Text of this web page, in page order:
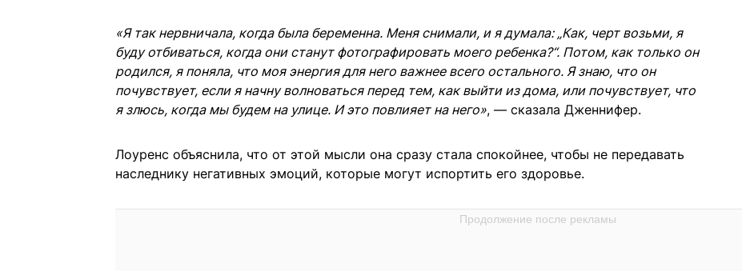
«Я так нервничала, когда была беременна. Меня снимали, и я думала: „Как, черт возьми, я
буду отбиваться, когда они станут фотографировать моего ребенка?“. Потом, как только он
родился, я поняла, что моя энергия для него важнее всего остального. Я знаю, что он
почувствует, если я начну волноваться перед тем, как выйти из дома, или почувствует, что
я злюсь, когда мы будем на улице. И это повлияет на него», — сказала Дженнифер.
Лоуренс объяснила, что от этой мысли она сразу стала спокойнее, чтобы не передавать
наследнику негативных эмоций, которые могут испортить его здоровье.